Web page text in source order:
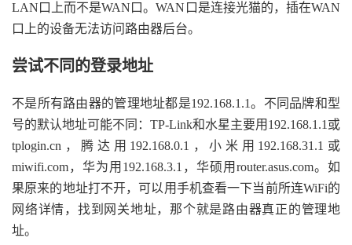
LAN口上而不是WAN口。WAN口是连接光猫的，插在WAN
口上的设备无法访问路由器后台。
尝试不同的登录地址
不是所有路由器的管理地址都是192.168.1.1。不同品牌和型
号的默认地址可能不同：TP-Link和水星主要用192.168.1.1或
tplogin.cn，腾达用192.168.0.1，小米用192.168.31.1或
miwifi.com，华为用192.168.3.1，华硕用router.asus.com。如
果原来的地址打不开，可以用手机查看一下当前所连WiFi的
网络详情，找到网关地址，那个就是路由器真正的管理地
址。